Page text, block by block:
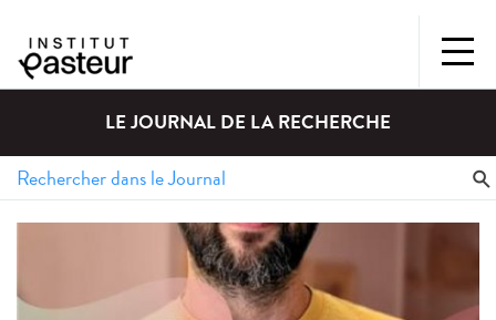
LE JOURNAL DE LA RECHERCHE